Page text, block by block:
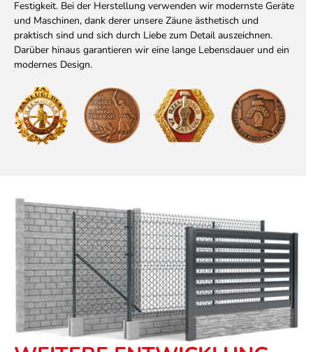
Festigkeit. Bei der Herstellung verwenden wir modernste Geräte
und Maschinen, dank derer unsere Zäune ästhetisch und
praktisch sind und sich durch Liebe zum Detail auszeichnen.
Darüber hinaus garantieren wir eine lange Lebensdauer und ein
modernes Design.